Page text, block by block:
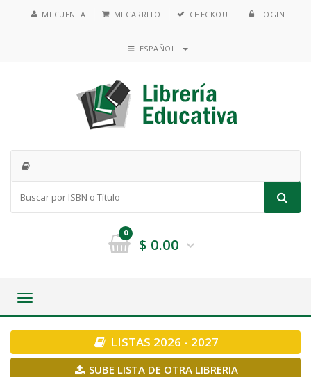
MI CUENTA MI CARRITO CHECKOUT LOGIN
ESPAÑOL
0
$ 0.00
Toggle
LISTAS 2026 - 2027
SUBE LISTA DE OTRA LIBRERIA